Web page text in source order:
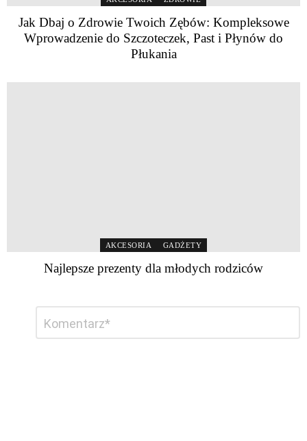
Jak Dbaj o Zdrowie Twoich Zębów: Kompleksowe
Wprowadzenie do Szczoteczek, Past i Płynów do
Płukania
AKCESORIA GADŻETY
Najlepsze prezenty dla młodych rodziców
komentarz